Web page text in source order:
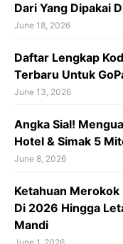
Dari Yang Dipakai
June 18, 2026
Daftar Lengkap
Terbaru Untuk
June 13, 2026
Angka Sial!
Hotel & Simak 5
June 8, 2026
Ketahuan Merokok
Di 2026 Hingga
Mandi